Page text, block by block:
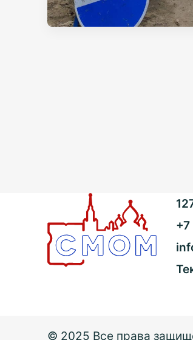
© 2025 Все права